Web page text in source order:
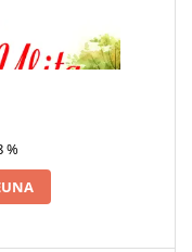
ULITA COPILARIEI
%